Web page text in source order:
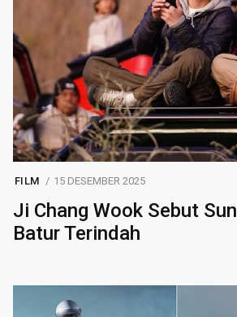
FILM 15 DESEMBER 2025
Ji Chang Wook Sebut
Batur Terindah